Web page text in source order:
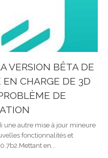
VERSION BÊTA DE
CHARGE DE 3D
DE
une autre mise à jour mineure
fonctionnalités et
en...